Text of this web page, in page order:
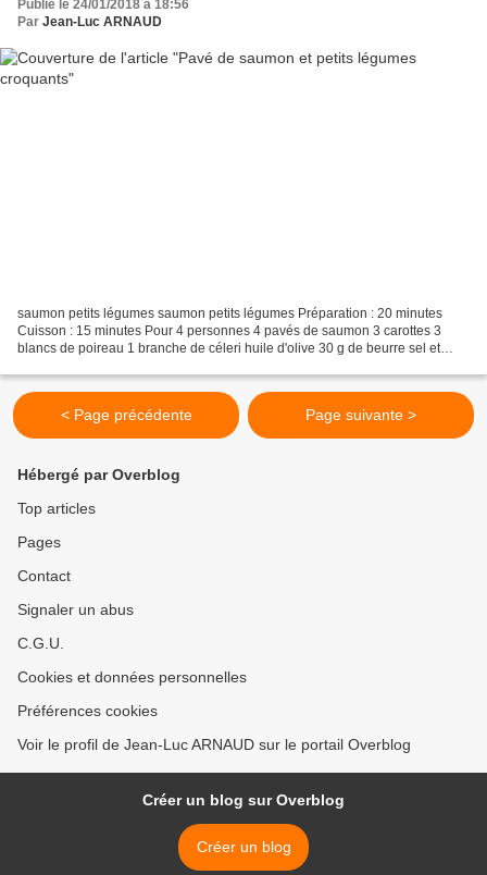
Publié le 24/01/2018 à 18:56
Par Jean-Luc ARNAUD
saumon petits légumes saumon petits légumes Préparation : 20 minutes
Cuisson : 15 minutes Pour 4 personnes 4 pavés de saumon 3 carottes 3
blancs de poireau 1 branche de céleri huile d'olive 30 g de beurre sel et
< Page précédente Page suivante >
Hébergé par Overblog
Top articles
Pages
Contact
Signaler un abus
C.G.U.
Cookies et données personnelles
Préférences cookies
Voir le profil de Jean-Luc ARNAUD sur le portail Overblog
Créer un blog sur Overblog
Créer un blog